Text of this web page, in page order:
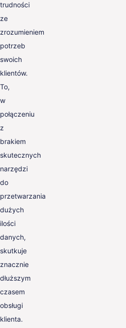
trudności
ze
zrozumieniem
potrzeb
swoich
klientów.
To,
w
połączeniu
z
brakiem
skutecznych
narzędzi
do
przetwarzania
dużych
ilości
danych,
skutkuje
znacznie
dłuższym
czasem
obsługi
klienta.